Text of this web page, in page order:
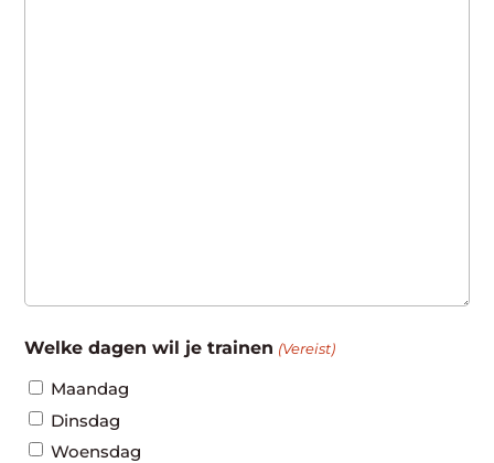
Welke dagen wil je trainen (Vereist)
Maandag
Dinsdag
Woensdag